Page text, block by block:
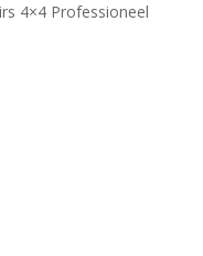
4×4 Professioneel